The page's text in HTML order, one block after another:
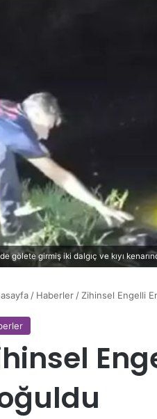
gölete girmiş iki dalgıç ve kıyı
/ Haberler / Zihinsel Engelli